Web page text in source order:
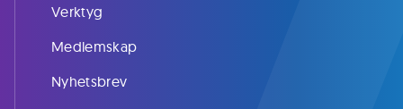
Verktyg
Medlemskap
Nyhetsbrev